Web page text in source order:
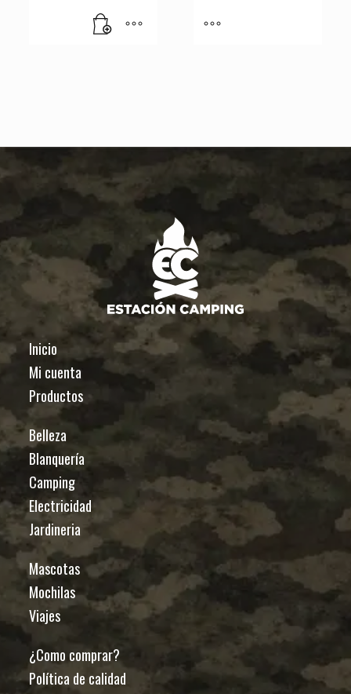
529
Inicio
Mi cuenta
Productos
Belleza
Blanquería
Camping
Electricidad
Jardineria
Mascotas
Mochilas
Viajes
¿Como comprar?
Política de calidad